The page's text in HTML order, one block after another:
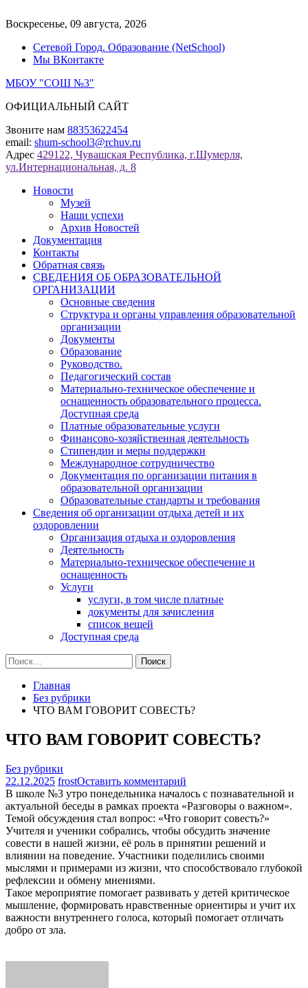
к
Воскресенье, 09 августа, 2026
Сетевой Город. Образование (NetSchool)
Мы ВКонтакте
МБОУ "СОШ №3"
ОФИЦИАЛЬНЫЙ САЙТ
Звоните нам 88353622454
email: shum-school3@rchuv.ru
Адрес 429122, Чувашская Республика, г.Шумерля,
ул.Интернациональная, д. 8
Новости
Музей
Наши успехи
Архив Новостей
Документация
Контакты
Обратная связь
СВЕДЕНИЯ ОБ ОБРАЗОВАТЕЛЬНОЙ
ОРГАНИЗАЦИИ
Основные сведения
Структура и органы управления образовательной
организации
Документы
Образование
Руководство.
Педагогический состав
Материально-техническое обеспечение и
оснащенность образовательного процесса.
Доступная среда
Платные образовательные услуги
Финансово-хозяйственная деятельность
Стипендии и меры поддержки
Международное сотрудничество
Документация по организации питания в
образовательной организации
Образовательные стандарты и требования
Сведения об организации отдыха детей и их
оздоровлении
Организация отдыха и оздоровления
Деятельность
Материально-техническое обеспечение и
оснащенность
Услуги
услуги, в том числе платные
документы для зачисления
список вещей
Доступная среда
Найти:
Главная
Без рубрики
ЧТО ВАМ ГОВОРИТ СОВЕСТЬ?
ЧТО ВАМ ГОВОРИТ СОВЕСТЬ?
Без рубрики
22.12.2025 frostОставить комментарий
ЧТО
ВАМ
ГОВОРИТ
СОВЕСТЬ?
В школе №3 утро понедельника началось с познавательной и
актуальной беседы в рамках проекта «Разговоры о важном».
Темой обсуждения стал вопрос: «Что говорит совесть?»
Учителя и ученики собрались, чтобы обсудить значение
совести в нашей жизни, её роль в принятии решений и
влиянии на поведение. Участники поделились своими
мыслями и примерами из жизни, что способствовало глубокой
рефлексии и обмену мнениями.
Такое мероприятие помогает развивать у детей критическое
мышление, формировать нравственные ориентиры и учит их
важности внутреннего голоса, который помогает отличать
добро от зла.